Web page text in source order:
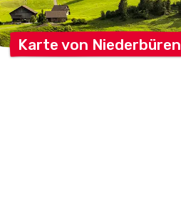
Karte von Niederbüren